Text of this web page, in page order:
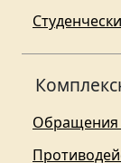
Обращения